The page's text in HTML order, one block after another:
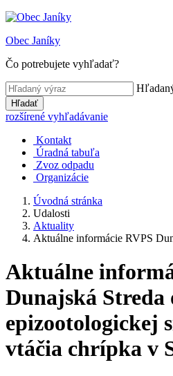
Obec Janíky
Čo potrebujete vyhľadať?
Hľadať
rozšírené vyhľadávanie
Kontakt
Úradná tabuľa
Zvoz odpadu
Organizácie
Úvodná stránka
Udalosti
Aktuality
Aktuálne informácie RVPS
Aktuálne
Dunajská
epizootologickej
vtáčia chrípka v